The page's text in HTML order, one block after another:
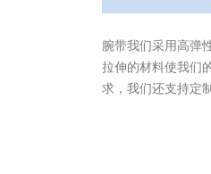
腕带我们采用高弹
拉伸的材料使我们
求，我们还支持定